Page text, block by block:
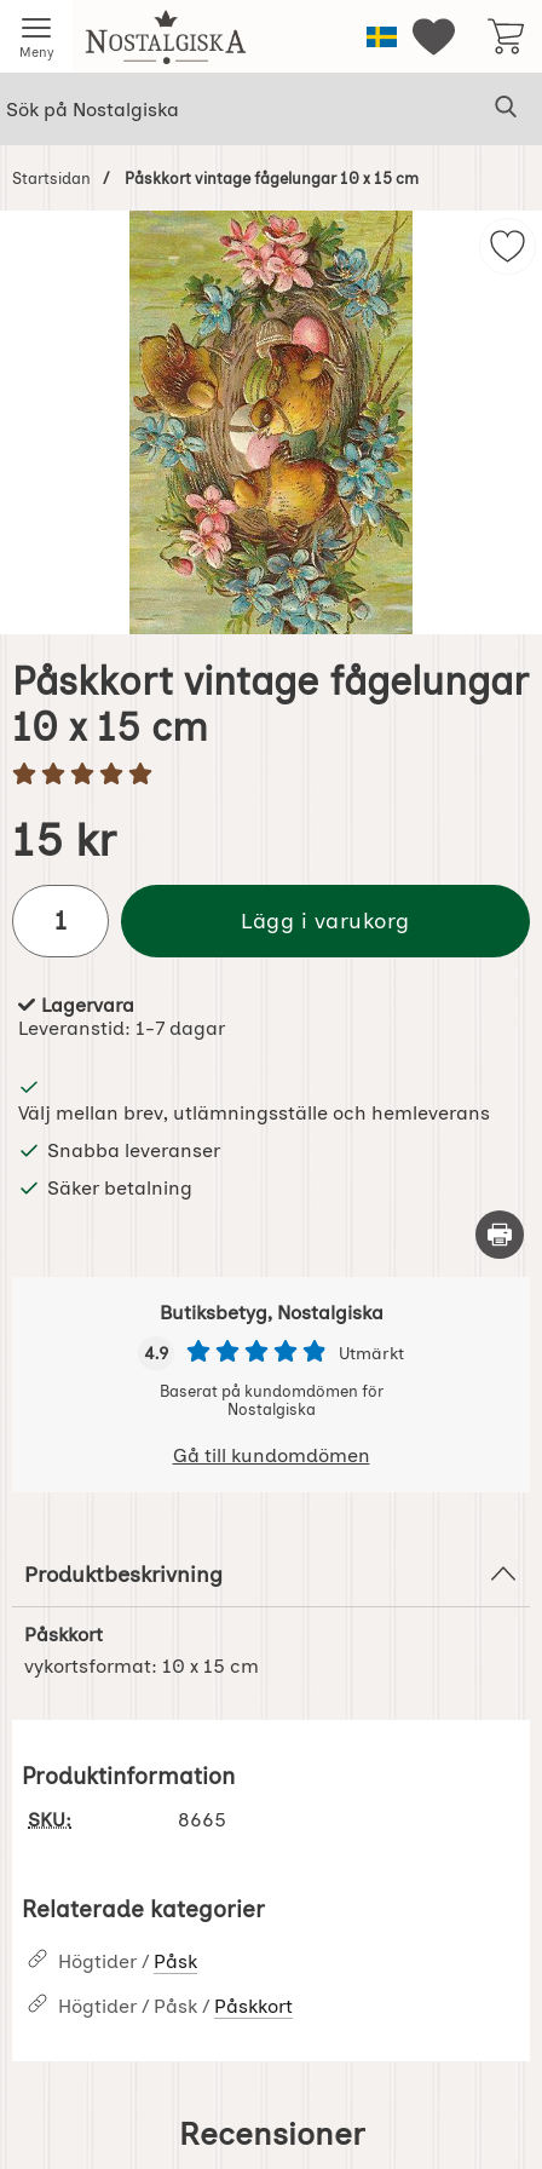
Meny Startsidan för NostalgiskaSverigeMina
Startsidan Påskkort vintage fågelungar 10 x 15 cm
Påskkort vintage fågelungar
10 x 15 cm
Handla denna produkt Påskkort vintage fågelungar 10 x
pris
15 kr
antal
Lägg i varukorg
Tillgänglighet:
Lagervara
Leveranstid: 1-7 dagar
Välj mellan brev, utlämningsställe och hemleverans
Snabba leveranser
Säker betalning
Skriv
Butiksbetyg, Nostalgiska
4.9 Utmärkt
Baserat på kundomdömen för
Nostalgiska
Gå till kundomdömen
Produktbeskrivning
Påskkort
vykortsformat: 10 x 15 cm
Produktinformation
SKU: 8665
Relaterade kategorier
Högtider / Påsk
Högtider / Påsk / Påskkort
Recensioner